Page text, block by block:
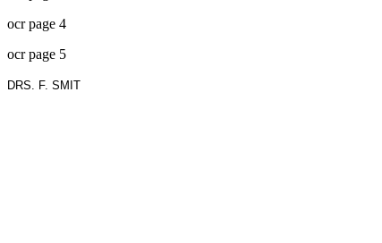
ocr page 4
ocr page 5
DRS. F. SMIT